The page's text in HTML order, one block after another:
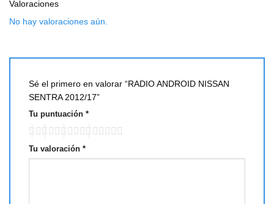
Valoraciones
No hay valoraciones aún.
Sé el primero en valorar “RADIO ANDROID NISSAN
SENTRA 2012/17”
Tu puntuación *
Tu valoración *